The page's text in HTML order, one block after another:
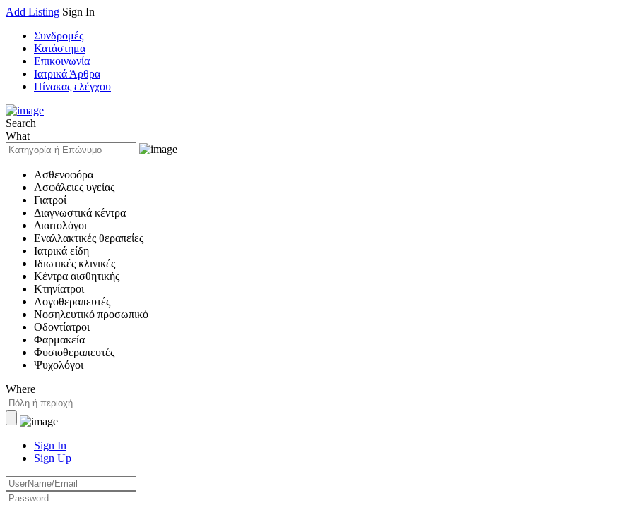
Add Listing Sign In
Συνδρομές
Κατάστημα
Επικοινωνία
Ιατρικά Άρθρα
Πίνακας ελέγχου
Search
What
Ασθενοφόρα
Ασφάλειες υγείας
Γιατροί
Διαγνωστικά κέντρα
Διαιτολόγοι
Εναλλακτικές θεραπείες
Ιατρικά είδη
Ιδιωτικές κλινικές
Κέντρα αισθητικής
Κτηνίατροι
Λογοθεραπευτές
Νοσηλευτικό προσωπικό
Οδοντίατροι
Φαρμακεία
Φυσιοθεραπευτές
Ψυχολόγοι
Where
Sign In
Sign Up